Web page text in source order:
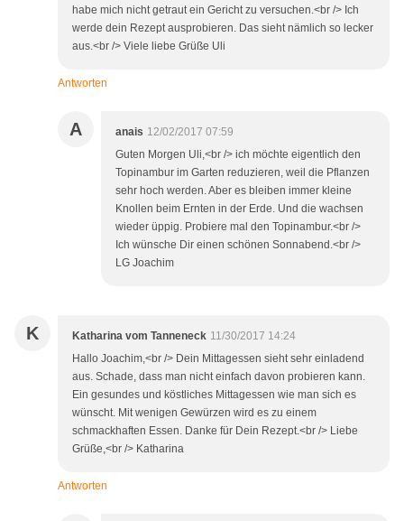
habe mich nicht getraut ein Gericht zu versuchen.<br /> Ich
werde dein Rezept ausprobieren. Das sieht nämlich so lecker
aus.<br /> Viele liebe Grüße Uli
Antworten
A anais 12/02/2017 07:59
Guten Morgen Uli,<br /> ich möchte eigentlich den
Topinambur im Garten reduzieren, weil die Pflanzen
sehr hoch werden. Aber es bleiben immer kleine
Knollen beim Ernten in der Erde. Und die wachsen
wieder üppig. Probiere mal den Topinambur.<br />
Ich wünsche Dir einen schönen Sonnabend.<br />
LG Joachim
K Katharina vom Tanneneck 11/30/2017 14:24
Hallo Joachim,<br /> Dein Mittagessen sieht sehr einladend
aus. Schade, dass man nicht einfach davon probieren kann.
Ein gesundes und köstliches Mittagessen wie man sich es
wünscht. Mit wenigen Gewürzen wird es zu einem
schmackhaften Essen. Danke für Dein Rezept.<br /> Liebe
Grüße,<br /> Katharina
Antworten